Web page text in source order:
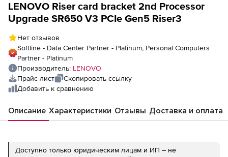
LENOVO Riser card bracket 2nd Processor
Upgrade SR650 V3 PCIe Gen5 Riser3
Нет отзывов
Softline - Data Center Partner - Platinum, Personal Computers
Partner - Platinum
Производитель: LENOVO
Прайс-лист
Скопировать ссылку
Добавить к сравнению
Описание Характеристики Отзывы Доставка и оплата
Доступно только юридическим лицам и ИП – не